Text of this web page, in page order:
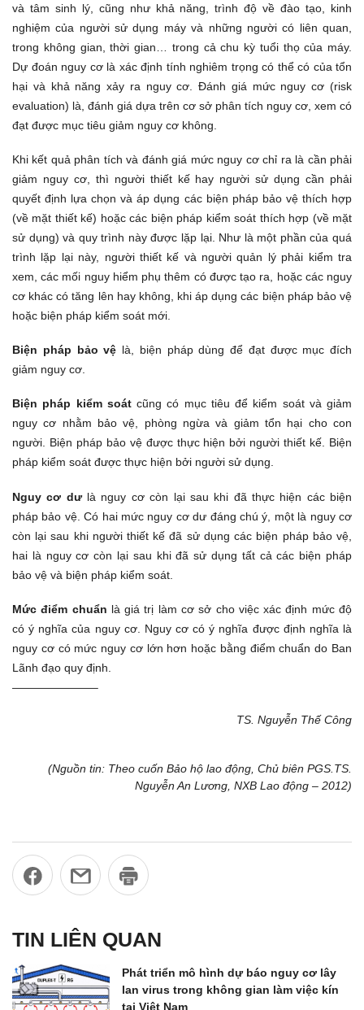
và tâm sinh lý, cũng như khả năng, trình độ về đào tạo, kinh
nghiệm của người sử dụng máy và những người có liên quan,
trong không gian, thời gian… trong cả chu kỳ tuổi thọ của máy.
Dự đoán nguy cơ là xác định tính nghiêm trọng có thể có của tổn
hại và khả năng xảy ra nguy cơ. Đánh giá mức nguy cơ (risk
evaluation) là, đánh giá dựa trên cơ sở phân tích nguy cơ, xem có
đạt được mục tiêu giảm nguy cơ không.
Khi kết quả phân tích và đánh giá mức nguy cơ chỉ ra là cần phải
giảm nguy cơ, thì người thiết kế hay người sử dụng cần phải
quyết định lựa chọn và áp dụng các biện pháp bảo vệ thích hợp
(về mặt thiết kế) hoặc các biện pháp kiểm soát thích hợp (về mặt
sử dụng) và quy trình này được lặp lại. Như là một phần của quá
trình lặp lại này, người thiết kế và người quản lý phải kiểm tra
xem, các mối nguy hiểm phụ thêm có được tạo ra, hoặc các nguy
cơ khác có tăng lên hay không, khi áp dụng các biện pháp bảo vệ
hoặc biện pháp kiểm soát mới.
Biện pháp bảo vệ là, biện pháp dùng để đạt được mục đích
giảm nguy cơ.
Biện pháp kiểm soátcũng có mục tiêu để kiểm soát và giảm
nguy cơ nhằm bảo vệ, phòng ngừa và giảm tổn hại cho con
người. Biện pháp bảo vệ được thực hiện bởi người thiết kế. Biện
pháp kiểm soát được thực hiện bởi người sử dụng.
Nguy cơ dưlà nguy cơ còn lại sau khi đã thực hiện các biện
pháp bảo vệ. Có hai mức nguy cơ dư đáng chú ý, một là nguy cơ
còn lại sau khi người thiết kế đã sử dụng các biện pháp bảo vệ,
hai là nguy cơ còn lại sau khi đã sử dụng tất cả các biện pháp
bảo vệ và biện pháp kiểm soát.
Mức điểm chuẩn là giá trị làm cơ sở cho việc xác định mức độ
có ý nghĩa của nguy cơ. Nguy cơ có ý nghĩa được định nghĩa là
nguy cơ có mức nguy cơ lớn hơn hoặc bằng điểm chuẩn do Ban
Lãnh đạo quy định.
———————–
TS. Nguyễn Thế Công
(Nguồn tin: Theo cuốn Bảo hộ lao động, Chủ biên PGS.TS.
Nguyễn An Lương, NXB Lao động – 2012)
TIN LIÊN QUAN
Phát triển mô hình dự báo nguy cơ lây
lan virus trong không gian làm việc kín
tại Việt Nam